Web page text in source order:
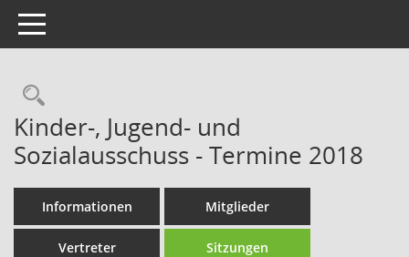
Toggle navigation
Rechercheauswahl
Kinder-, Jugend- und
Sozialausschuss - Termine 2018
Informationen Mitglieder
Vertreter Sitzungen